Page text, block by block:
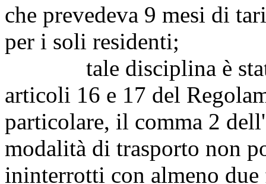
che prevedeva 9 mesi di
per i soli residenti;
tale disciplina è stata
articoli 16 e 17 del
particolare, il comma 2
modalità di trasporto non
ininterrotti con almeno